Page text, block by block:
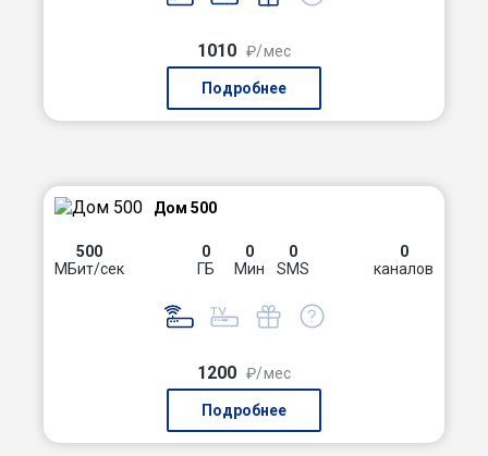
1010 ₽/мес
Подробнее
Дом 500
500
МБит/сек
0
ГБ
0
Мин
0
SMS
0
каналов
1200 ₽/мес
Подробнее